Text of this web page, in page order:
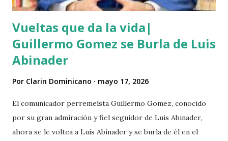
Vueltas que da la vida|
Guillermo Gomez se Burla de Luis
Abinader
Por Clarin Dominicano mayo 17, 2026
El comunicador perremeísta Guillermo Gomez, conocido
por su gran admiración y fiel seguidor de Luis Abinader,
ahora se le voltea a Luis Abinader y se burla de él en el